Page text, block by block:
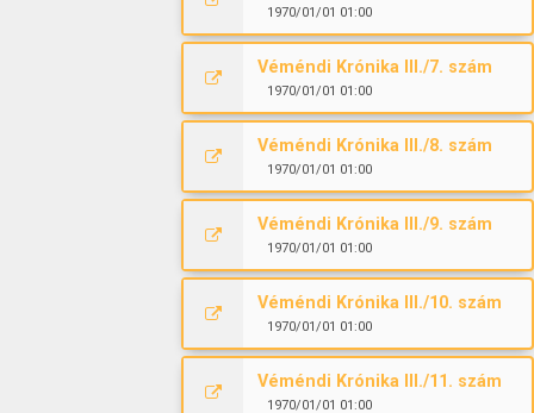
1970/01/01 01:00
Véméndi Krónika III./7. szám
1970/01/01 01:00
Véméndi Krónika III./8. szám
1970/01/01 01:00
Véméndi Krónika III./9. szám
1970/01/01 01:00
Véméndi Krónika III./10. szám
1970/01/01 01:00
Véméndi Krónika III./11. szám
1970/01/01 01:00